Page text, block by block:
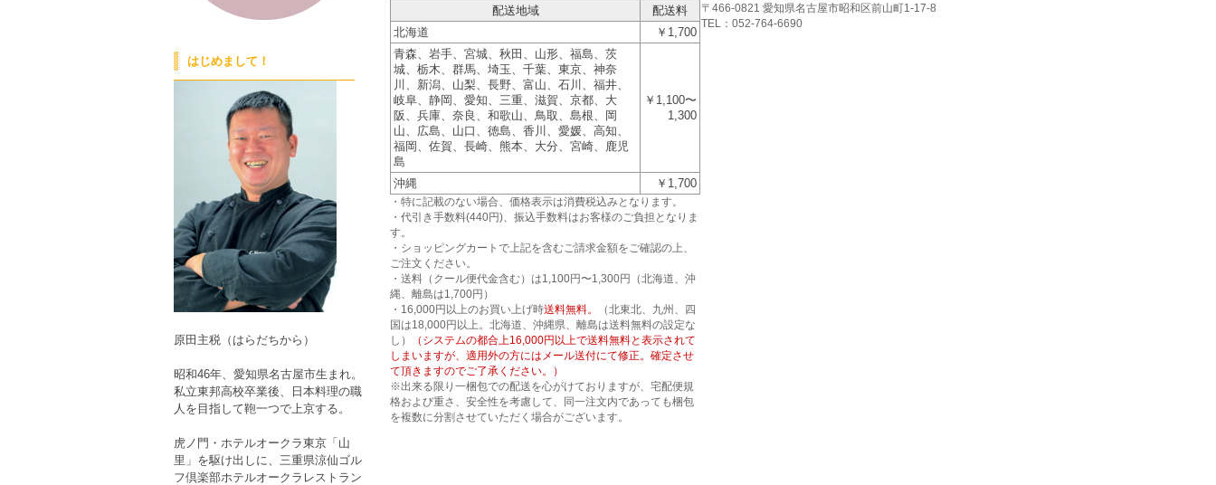
配送地域
配送料
北海道
￥1,700
青森、岩手、宮城、秋田、山形、福島、茨
城、栃木、群馬、埼玉、千葉、東京、神奈
川、新潟、山梨、長野、富山、石川、福井、
岐阜、静岡、愛知、三重、滋賀、京都、大
阪、兵庫、奈良、和歌山、鳥取、島根、岡
山、広島、山口、徳島、香川、愛媛、高知、
福岡、佐賀、長崎、熊本、大分、宮崎、鹿児
島
￥1,100〜
1,300
沖縄 ￥1,700
・特に記載のない場合、価格表示は消費税込みとなります。
・代引き手数料(440円)、振込手数料はお客様のご負担となりま
す。
・ショッピングカートで上記を含むご請求金額をご確認の上、
ご注文ください。
・送料（クール便代金含む）は1,100円〜1,300円（北海道、沖
縄、離島は1,700円）
・16,000円以上のお買い上げ時送料無料。
（北東北、九州、四
国は18,000円以上。北海道、沖縄県、離島は送料無料の設定な
し）
（システムの都合上16,000円以上で送料無料と表示されて
しまいますが、適用外の方にはメール送付にて修正。確定させ
て頂きますのでご了承ください。）
※出来る限り一梱包での配送を心がけておりますが、宅配便規
格および重さ、安全性を考慮して、同一注文内であっても梱包
を複数に分割させていただく場合がございます。
〒466-0821 愛知県名古屋市昭和区前山町1-17-8
TEL：052-764-6690
はじめまして！
原田主税（はらだちから）
昭和46年、愛知県名古屋市生まれ。
私立東邦高校卒業後、日本料理の職
人を目指して鞄一つで上京する。
虎ノ門・ホテルオークラ東京「山
里」を駆け出しに、三重県涼仙ゴル
フ倶楽部ホテルオークラレストラン